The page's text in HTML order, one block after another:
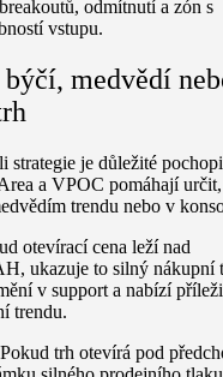
odmítnutí a zón s
vstupu.
medvědí
strategie je důležité
a VPOC pomáhají
trendu nebo v
otevírací cena leží nad
ukazuje to silný nákupní
v support a nabízí
trendu.
Pokud trh otevírá pod